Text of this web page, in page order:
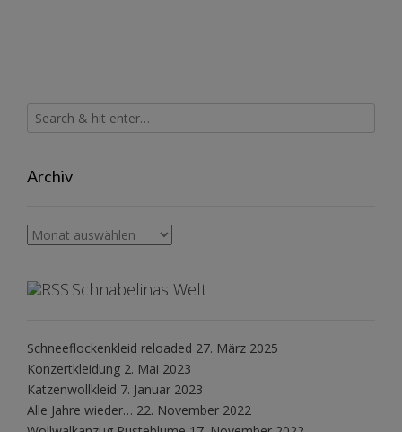
Archiv
Archiv
Schnabelinas Welt
Schneeflockenkleid reloaded 27. März 2025
Konzertkleidung 2. Mai 2023
Katzenwollkleid 7. Januar 2023
Alle Jahre wieder… 22. November 2022